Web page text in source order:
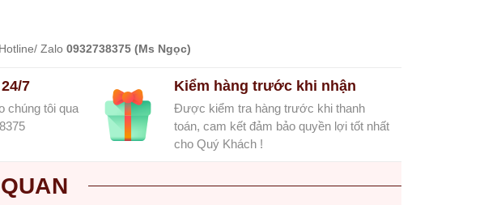
Zalo 0932738375 (Ms Ngọc)
7
chúng tôi qua
Kiểm hàng trước khi nhận
Được kiểm tra hàng trước khi thanh
toán, cam kết đảm bảo quyền lợi tốt nhất
cho Quý Khách !